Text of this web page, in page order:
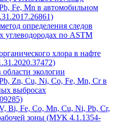
Fe, Mn в автомобильном
определения следов
углеводородах по ASTM
хлора в нафте
экологии
Zn, Cu, Ni, Co, Fe, Mn, Cr в
выбросах
Bi, Fe, Co, Mn, Cu, Ni, Pb, Cr,
зоны (МУК 4.1.1354-